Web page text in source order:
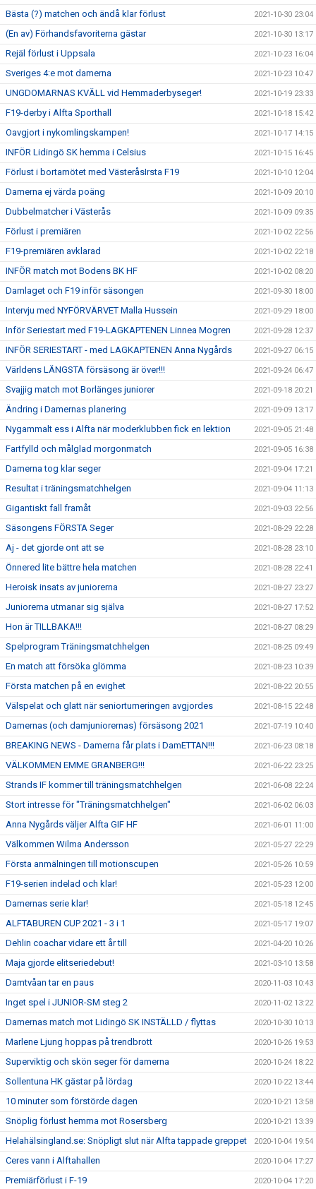
Bästa (?) matchen och ändå klar förlust 2021-10-30 23:04
(En av) Förhandsfavoriterna gästar 2021-10-30 13:17
Rejäl förlust i Uppsala 2021-10-23 16:04
Sveriges 4:e mot damerna 2021-10-23 10:47
UNGDOMARNAS KVÄLL vid Hemmaderbyseger! 2021-10-19 23:33
F19-derby i Alfta Sporthall 2021-10-18 15:42
Oavgjort i nykomlingskampen! 2021-10-17 14:15
INFÖR Lidingö SK hemma i Celsius 2021-10-15 16:45
Förlust i bortamötet med VästeråsIrsta F19 2021-10-10 12:04
Damerna ej värda poäng 2021-10-09 20:10
Dubbelmatcher i Västerås 2021-10-09 09:35
Förlust i premiären 2021-10-02 22:56
F19-premiären avklarad 2021-10-02 22:18
INFÖR match mot Bodens BK HF 2021-10-02 08:20
Damlaget och F19 inför säsongen 2021-09-30 18:00
Intervju med NYFÖRVÄRVET Malla Hussein 2021-09-29 18:00
Inför Seriestart med F19-LAGKAPTENEN Linnea Mogren 2021-09-28 12:37
INFÖR SERIESTART - med LAGKAPTENEN Anna Nygårds 2021-09-27 06:15
Världens LÄNGSTA försäsong är över!!! 2021-09-24 06:47
Svajjig match mot Borlänges juniorer 2021-09-18 20:21
Ändring i Damernas planering 2021-09-09 13:17
Nygammalt ess i Alfta när moderklubben fick en lektion 2021-09-05 21:48
Fartfylld och målglad morgonmatch 2021-09-05 16:38
Damerna tog klar seger 2021-09-04 17:21
Resultat i träningsmatchhelgen 2021-09-04 11:13
Gigantiskt fall framåt 2021-09-03 22:56
Säsongens FÖRSTA Seger 2021-08-29 22:28
Aj - det gjorde ont att se 2021-08-28 23:10
Önnered lite bättre hela matchen 2021-08-28 22:41
Heroisk insats av juniorerna 2021-08-27 23:27
Juniorerna utmanar sig själva 2021-08-27 17:52
Hon är TILLBAKA!!! 2021-08-27 08:29
Spelprogram Träningsmatchhelgen 2021-08-25 09:49
En match att försöka glömma 2021-08-23 10:39
Första matchen på en evighet 2021-08-22 20:55
Välspelat och glatt när seniorturneringen avgjordes 2021-08-15 22:48
Damernas (och damjuniorernas) försäsong 2021 2021-07-19 10:40
BREAKING NEWS - Damerna får plats i DamETTAN!!! 2021-06-23 08:18
VÄLKOMMEN EMME GRANBERG!!! 2021-06-22 23:25
Strands IF kommer till träningsmatchhelgen 2021-06-08 22:24
Stort intresse för "Träningsmatchhelgen" 2021-06-02 06:03
Anna Nygårds väljer Alfta GIF HF 2021-06-01 11:00
Välkommen Wilma Andersson 2021-05-27 22:29
Första anmälningen till motionscupen 2021-05-26 10:59
F19-serien indelad och klar! 2021-05-23 12:00
Damernas serie klar! 2021-05-18 12:45
ALFTABUREN CUP 2021 - 3 i 1 2021-05-17 19:07
Dehlin coachar vidare ett år till 2021-04-20 10:26
Maja gjorde elitseriedebut! 2021-03-10 13:58
Damtvåan tar en paus 2020-11-03 10:43
Inget spel i JUNIOR-SM steg 2 2020-11-02 13:22
Damernas match mot Lidingö SK INSTÄLLD / flyttas 2020-10-30 10:13
Marlene Ljung hoppas på trendbrott 2020-10-26 19:53
Superviktig och skön seger för damerna 2020-10-24 18:22
Sollentuna HK gästar på lördag 2020-10-22 13:44
10 minuter som förstörde dagen 2020-10-21 13:58
Snöplig förlust hemma mot Rosersberg 2020-10-21 13:39
Helahälsingland.se: Snöpligt slut när Alfta tappade greppet 2020-10-04 19:54
Ceres vann i Alftahallen 2020-10-04 17:27
Premiärförlust i F-19 2020-10-04 17:20